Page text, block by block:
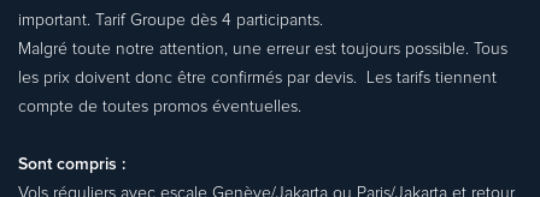
important. Tarif Groupe dès 4 participants.
Malgré toute notre attention, une erreur est toujours possible. Tous
les prix doivent donc être confirmés par devis. Les tarifs tiennent
compte de toutes promos éventuelles.
Sont compris :
Vols réguliers avec escale Genève/Jakarta ou Paris/Jakarta et retour,